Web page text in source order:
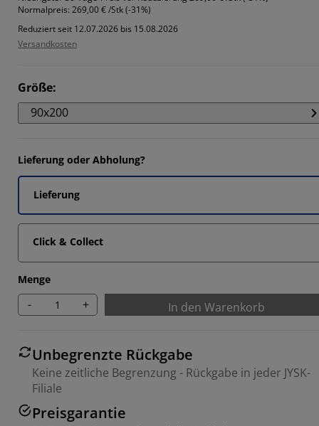
Normalpreis: 269,00 € /Stk (-31%)
Reduziert seit 12.07.2026 bis 15.08.2026
Versandkosten
Größe:
90x200
Lieferung oder Abholung?
Lieferung
Click & Collect
Menge
- + In den Warenkorb
Unbegrenzte Rückgabe
Keine zeitliche Begrenzung - Rückgabe in jeder JYSK-
Filiale
Preisgarantie